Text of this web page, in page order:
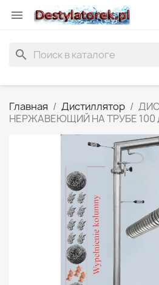

search
Главная Дистиллятор
НЕРЖАВЕЮЩИЙ НА ТРУБЕ 100